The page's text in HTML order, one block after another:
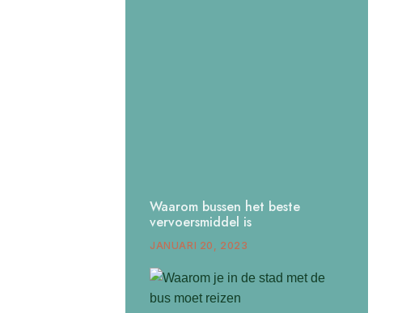
Waarom bussen het beste
vervoersmiddel is
JANUARI 20, 2023